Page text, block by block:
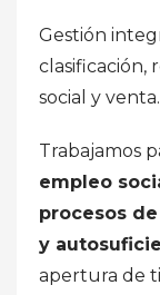
Gestión
clasificación,
social y venta.
Trabajamos
empleo
procesos
y
apertura de